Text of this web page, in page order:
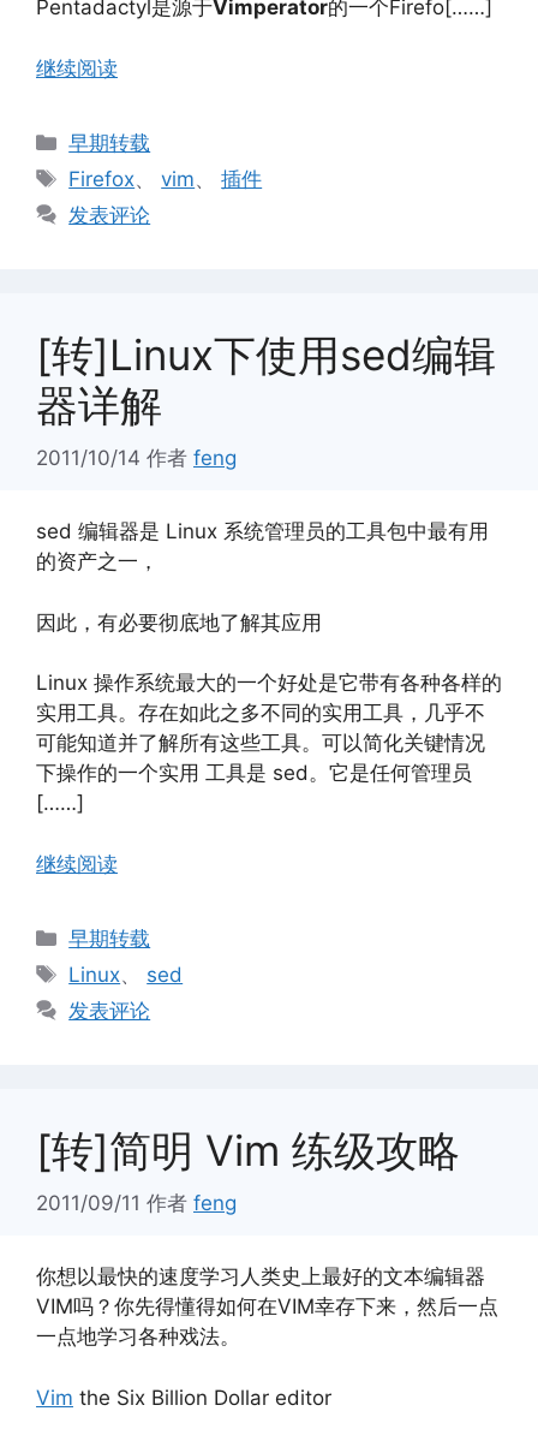
Pentadactyl是源于Vimperator的一个Firefo[……]
继续阅读
分
类
早期转载
标
签
Firefox、vim、插件
发表评论
[转]Linux下使用sed编辑
器详解
2011/10/14 作者 feng
sed 编辑器是 Linux 系统管理员的工具包中最有用
的资产之一，
因此，有必要彻底地了解其应用
Linux 操作系统最大的一个好处是它带有各种各样的
实用工具。存在如此之多不同的实用工具，几乎不
可能知道并了解所有这些工具。可以简化关键情况
下操作的一个实用 工具是 sed。它是任何管理员
[……]
继续阅读
分
类
早期转载
标
签
Linux、 sed
发表评论
[转]简明 Vim 练级攻略
2011/09/11 作者 feng
你想以最快的速度学习人类史上最好的文本编辑器
VIM吗？你先得懂得如何在VIM幸存下来，然后一点
一点地学习各种戏法。
Vim the Six Billion Dollar editor